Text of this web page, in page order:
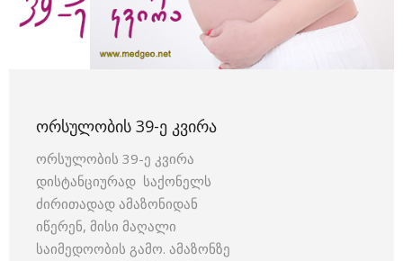
ᲝᲠᲡᲣᲚᲝᲑᲘᲡ 39-Ე ᲙᲕᲘᲠᲐ
ორსულობის 39-ე კვირა
დისტანციურად საქონელს
ძირითადად ამაზონიდან
იწერენ, მისი მაღალი
საიმედოობის გამო. ამაზონზე